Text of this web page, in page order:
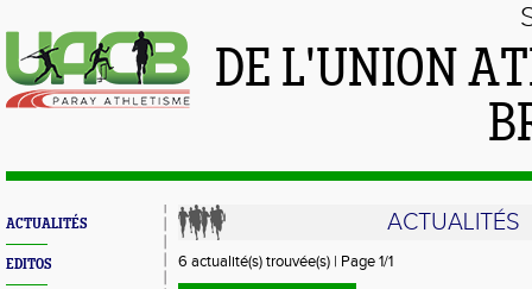
DE L'UNION
ACTUALITÉS
EDITOS
ACTUALITÉS
6 actualité(s) trouvée(s) | Page 1/1